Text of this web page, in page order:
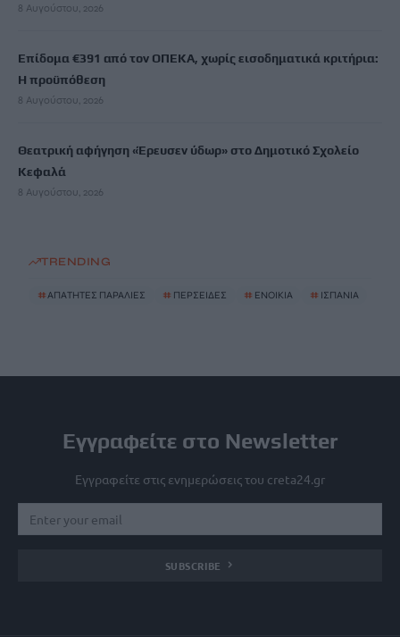
8 Αυγούστου, 2026
Επίδομα €391 από τον ΟΠΕΚΑ, χωρίς εισοδηματικά κριτήρια:
Η προϋπόθεση
8 Αυγούστου, 2026
Θεατρική αφήγηση «Έρευσεν ύδωρ» στο Δημοτικό Σχολείο
Κεφαλά
8 Αυγούστου, 2026
TRENDING
#ΑΠΑΤΗΤΕΣ ΠΑΡΑΛΙΕΣ # ΠΕΡΣΕΙΔΕΣ # ΕΝΟΙΚΙΑ # ΙΣΠΑΝΙΑ
Εγγραφείτε στο Newsletter
Εγγραφείτε στις ενημερώσεις του creta24.gr
SUBSCRIBE